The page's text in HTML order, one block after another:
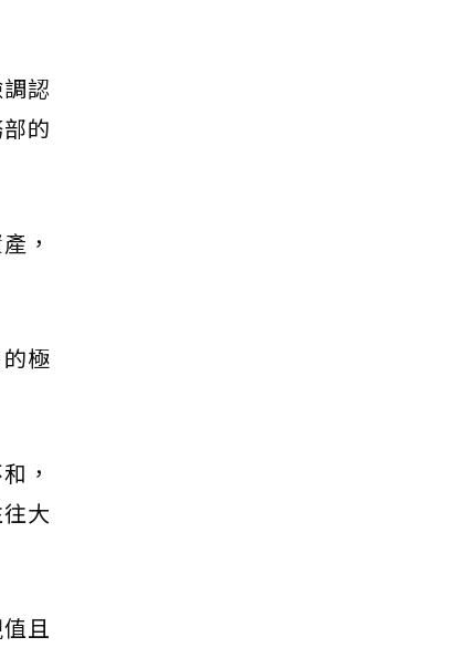
認
的
，
極
，
大
且